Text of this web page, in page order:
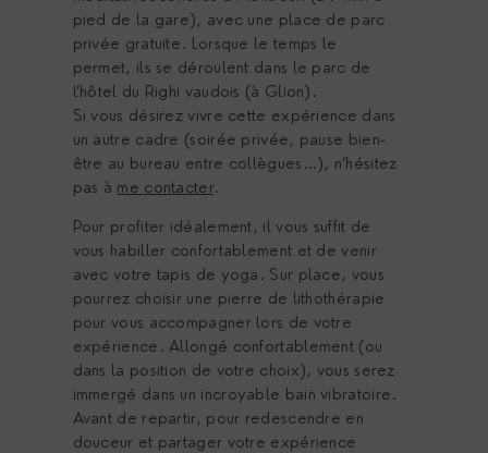
pied de la gare), avec une place de parc
privée gratuite. Lorsque le temps le
permet, ils se déroulent dans le parc de
l’hôtel du Righi vaudois (à Glion).
Si vous désirez vivre cette expérience dans
un autre cadre (soirée privée, pause bien-
être au bureau entre collègues…), n’hésitez
pas à me contacter.
Pour profiter idéalement, il vous suffit de
vous habiller confortablement et de venir
avec votre tapis de yoga. Sur place, vous
pourrez choisir une pierre de lithothérapie
pour vous accompagner lors de votre
expérience. Allongé confortablement (ou
dans la position de votre choix), vous serez
immergé dans un incroyable bain vibratoire.
Avant de repartir, pour redescendre en
douceur et partager votre expérience